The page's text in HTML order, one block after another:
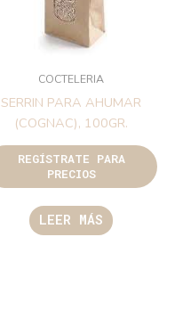
COCTELERIA
SERRIN PARA AHUMAR
(COGNAC), 100GR.
REGÍSTRATE PARA
PRECIOS
LEER MÁS